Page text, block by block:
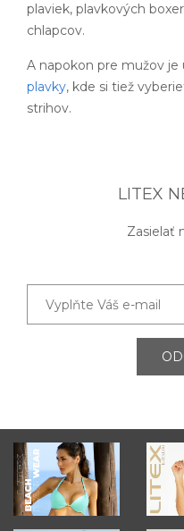
plaviek, plavkových
chlapcov.
A napokon pre mužov je
plavky, kde si tiež
strihov.
LITEX
Zasielať